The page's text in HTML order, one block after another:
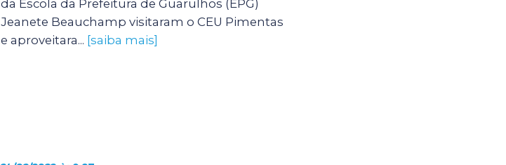
da Escola da Prefeitura de Guarulhos (EPG)
Jeanete Beauchamp visitaram o CEU Pimentas
e aproveitara... [saiba mais]